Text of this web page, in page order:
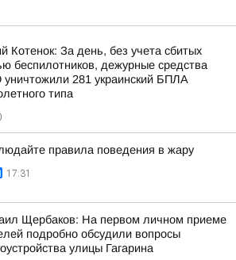
Котенок: За день, без учета сбитых
беспилотников, дежурные средства
281 украинский БПЛА
типа
правила поведения в жару
17:31
Щербаков: На первом личном приеме
подробно обсудили вопросы
улицы Гагарина